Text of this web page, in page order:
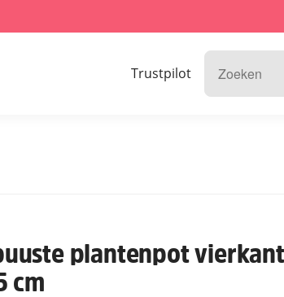
Trustpilot
plantenpot
cm